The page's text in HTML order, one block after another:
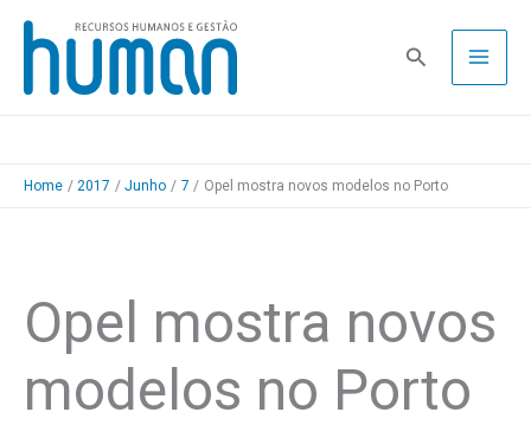
Skip
content
Pesquisa
Home 2017 Junho 7 Opel mostra novos modelos no Porto
Opel mostra novos
modelos no Porto